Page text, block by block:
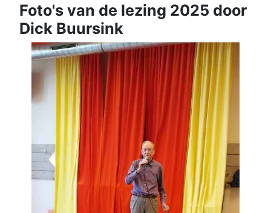
Foto's van de lezing 2025 door
Dick Buursink